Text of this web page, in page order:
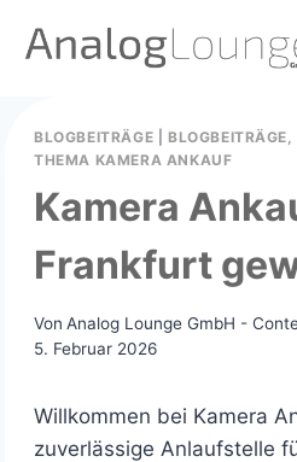
Inhalt
BLOGBEITRÄGE
THEMA KAMERA ANKAUF
Kamera
Frankfurt
Von Analog Lounge GmbH -
5. Februar 2026
Willkommen bei Kamera
zuverlässige Anlaufstelle